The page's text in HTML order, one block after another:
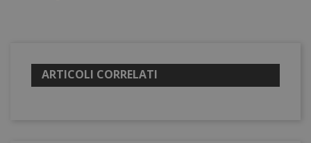
ARTICOLI CORRELATI